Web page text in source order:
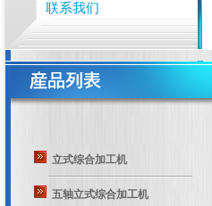
联系我们
立式综合加工机
五轴立式综合加工机